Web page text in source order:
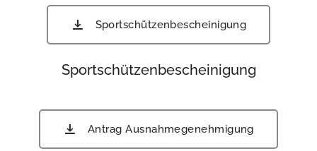
Sportschützenbescheinigung
Sportschützenbescheinigung
Antrag Ausnahmegenehmigung